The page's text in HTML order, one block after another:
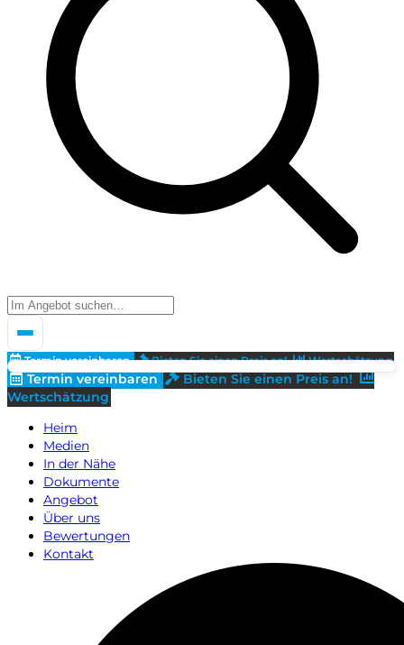
Termin vereinbaren Bieten Sie einen Preis an! Wertschätzung
Termin vereinbaren
Bieten Sie einen Preis an!
Wertschätzung
Heim
Medien
In der Nähe
Dokumente
Angebot
Über uns
Bewertungen
Kontakt